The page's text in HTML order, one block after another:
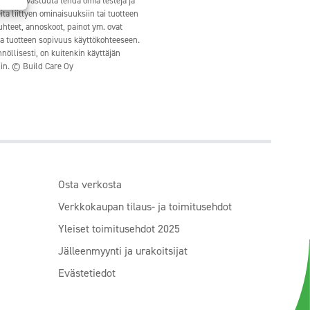
liittyen ominaisuuksiin tai tuotteen
annoskoot, painot ym. ovat
tuotteen sopivuus käyttökohteeseen.
on kuitenkin käyttäjän
© Build Care Oy
Osta verkosta
Verkkokaupan tilaus- ja toimitusehdot
Yleiset toimitusehdot 2025
Jälleenmyynti ja urakoitsijat
Evästetiedot